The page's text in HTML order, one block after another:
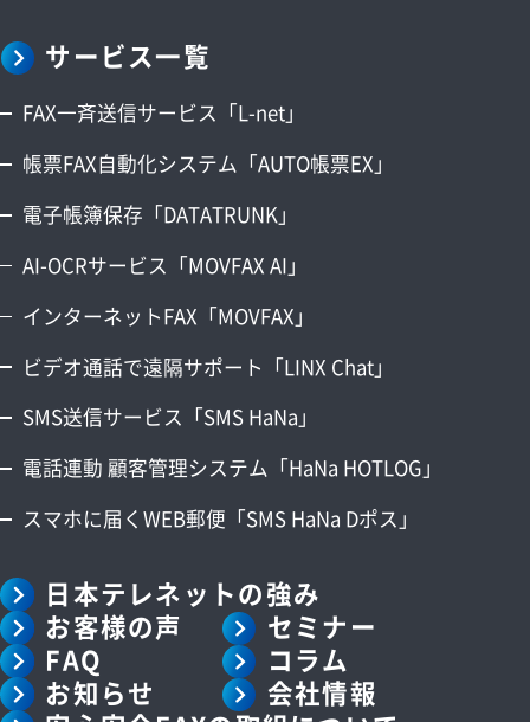
サービス一覧
FAX一斉送信サービス「L-net」
帳票FAX自動化システム「AUTO帳票EX」
電子帳簿保存「DATATRUNK」
AI-OCRサービス「MOVFAX AI」
インターネットFAX「MOVFAX」
ビデオ通話で遠隔サポート「LINX Chat」
SMS送信サービス「SMS HaNa」
電話連動 顧客管理システム「HaNa HOTLOG」
スマホに届くWEB郵便「SMS HaNa Dポス」
日本テレネットの強み
お客様の声
セミナー
FAQ
コラム
お知らせ
会社情報